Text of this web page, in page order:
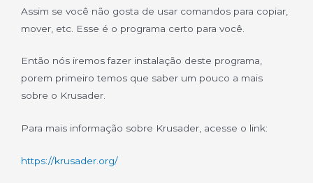
Assim se você não gosta de usar comandos para copiar,
mover, etc. Esse é o programa certo para você.
Então nós iremos fazer instalação deste programa,
porem primeiro temos que saber um pouco a mais
sobre o Krusader.
Para mais informação sobre Krusader, acesse o link:
https://krusader.org/